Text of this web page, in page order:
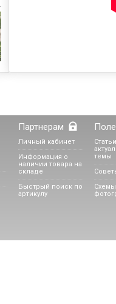
Партнерам
Личный кабинет
Информация о
наличии товара на
складе
Быстрый поиск по
артикулу
темы